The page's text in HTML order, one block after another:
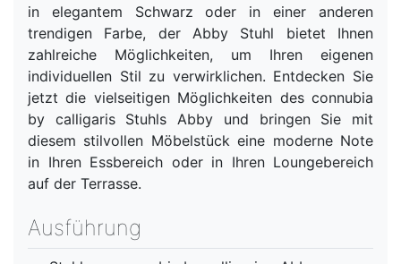
in elegantem Schwarz oder in einer anderen
trendigen Farbe, der Abby Stuhl bietet Ihnen
zahlreiche Möglichkeiten, um Ihren eigenen
individuellen Stil zu verwirklichen. Entdecken Sie
jetzt die vielseitigen Möglichkeiten des connubia
by calligaris Stuhls Abby und bringen Sie mit
diesem stilvollen Möbelstück eine moderne Note
in Ihren Essbereich oder in Ihren Loungebereich
auf der Terrasse.
Ausführung